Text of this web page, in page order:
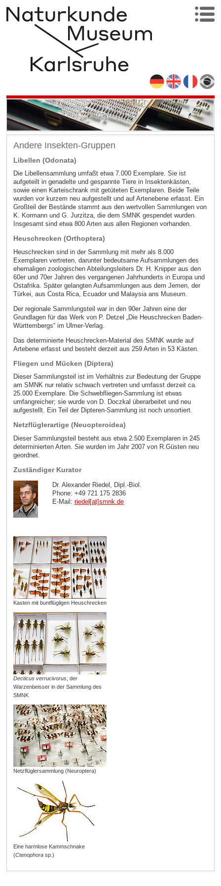
Andere Insekten-Gruppen
Libellen (Odonata)
Die Libellensammlung umfaßt etwa 7.000 Exemplare. Sie ist
aufgeteilt in genadelte und gespannte Tiere in Insektenkästen,
sowie einen Karteischrank mit getüteten Exemplaren. Beide Teile
wurden vor kurzem neu aufgestellt und auf Artenebene erfasst. Ein
Großteil der Bestände stammt aus den wertvollen Sammlungen von
K. Kormann und G. Jurzitza, die dem SMNK gespendet wurden.
Insgesamt sind etwa 800 Arten aus allen Regionen vorhanden.
Heuschrecken (Orthoptera)
Heuschrecken sind in der Sammlung mit mehr als 8.000
Exemplaren vertreten, darunter bedeutsame Aufsammlungen des
ehemaligen zoologischen Abteilungsleiters Dr. H. Knipper aus den
60er und 70er Jahren des vergangenen Jahrhunderts in Europa und
Ostafrika. Später gelangten Aufsammlungen aus dem Jemen, der
Türkei, aus Costa Rica, Ecuador und Malaysia ans Museum.
Der regionale Sammlungsteil war in den 90er Jahren eine der
Grundlagen für das Werk von P. Detzel „Die Heuschrecken Baden-
Württembergs“ im Ulmer-Verlag.
Das determinierte Heuschrecken-Material des SMNK wurde auf
Artebene erfasst und besteht derzeit aus 259 Arten in 53 Kästen.
Fliegen und Mücken (Diptera)
Dieser Sammlungsteil ist im Verhältnis zur Bedeutung der Gruppe
am SMNK nur relativ schwach vertreten und umfasst derzeit ca.
25.000 Exemplare. Die Schwebfliegen-Sammlung ist etwas
umfangreicher; sie wurde von D. Doczkal überarbeitet und neu
aufgestellt. Ein Teil der Dipteren-Sammlung ist noch unsortiert.
Netzflüglerartige (Neuopteroidea)
Dieser Sammlungsteil besteht aus etwa 2.500 Exemplaren in 245
determinierten Arten. Sie wurden im Jahr 2007 von R.Güsten neu
geordnet.
Zuständiger Kurator
Dr. Alexander Riedel, Dipl.-Biol.
Phone: +49 721 175 2836
E-Mail: riedel[at]smnk de
Kasten mit buntflügligen Heuschrecken
Decticus verrucivorus, der
Warzenbeisser in der Sammlung des
SMNK
Netzflüglersammlung (Neuroptera)
Eine harmlose Kammschnake
(Ctenophorasp.)